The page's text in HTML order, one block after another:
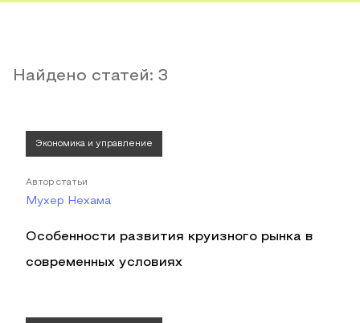
Найдено статей: 3
Экономика и управление
Автор статьи
Мухер Нехама
Особенности развития круизного рынка в
современных условиях